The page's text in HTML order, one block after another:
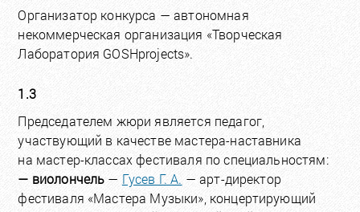
Организатор конкурса — автономная
некоммерческая организация «Творческая
Лаборатория GOSHprojects».
1.3
Председателем жюри является педагог,
участвующий в качестве мастера-наставника
на мастер-классах фестиваля по специальностям:
— виолончель — Гусев Г. А. — арт-директор
фестиваля «Мастера Музыки», концертирующий